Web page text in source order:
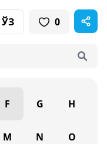
ЎЗ 0
F G H
M N O